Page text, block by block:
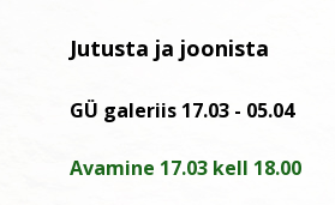
Jutusta ja joonista
GÜ galeriis 17.03 - 05.04
Avamine 17.03 kell 18.00